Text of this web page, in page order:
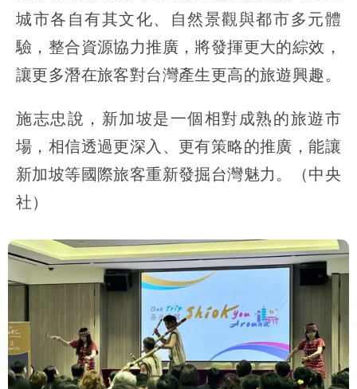
城市各自有其文化、自然景觀與都市多元體
驗，整合資源協力推廣，將發揮更大的綜效，
讓更多潛在旅客對台灣產生更高的旅遊興趣。
施志忠說，新加坡是一個相對成熟的旅遊市
場，相信透過更深入、更有策略的推廣，能讓
新加坡等國際旅客重新發掘台灣魅力。（中央
社）